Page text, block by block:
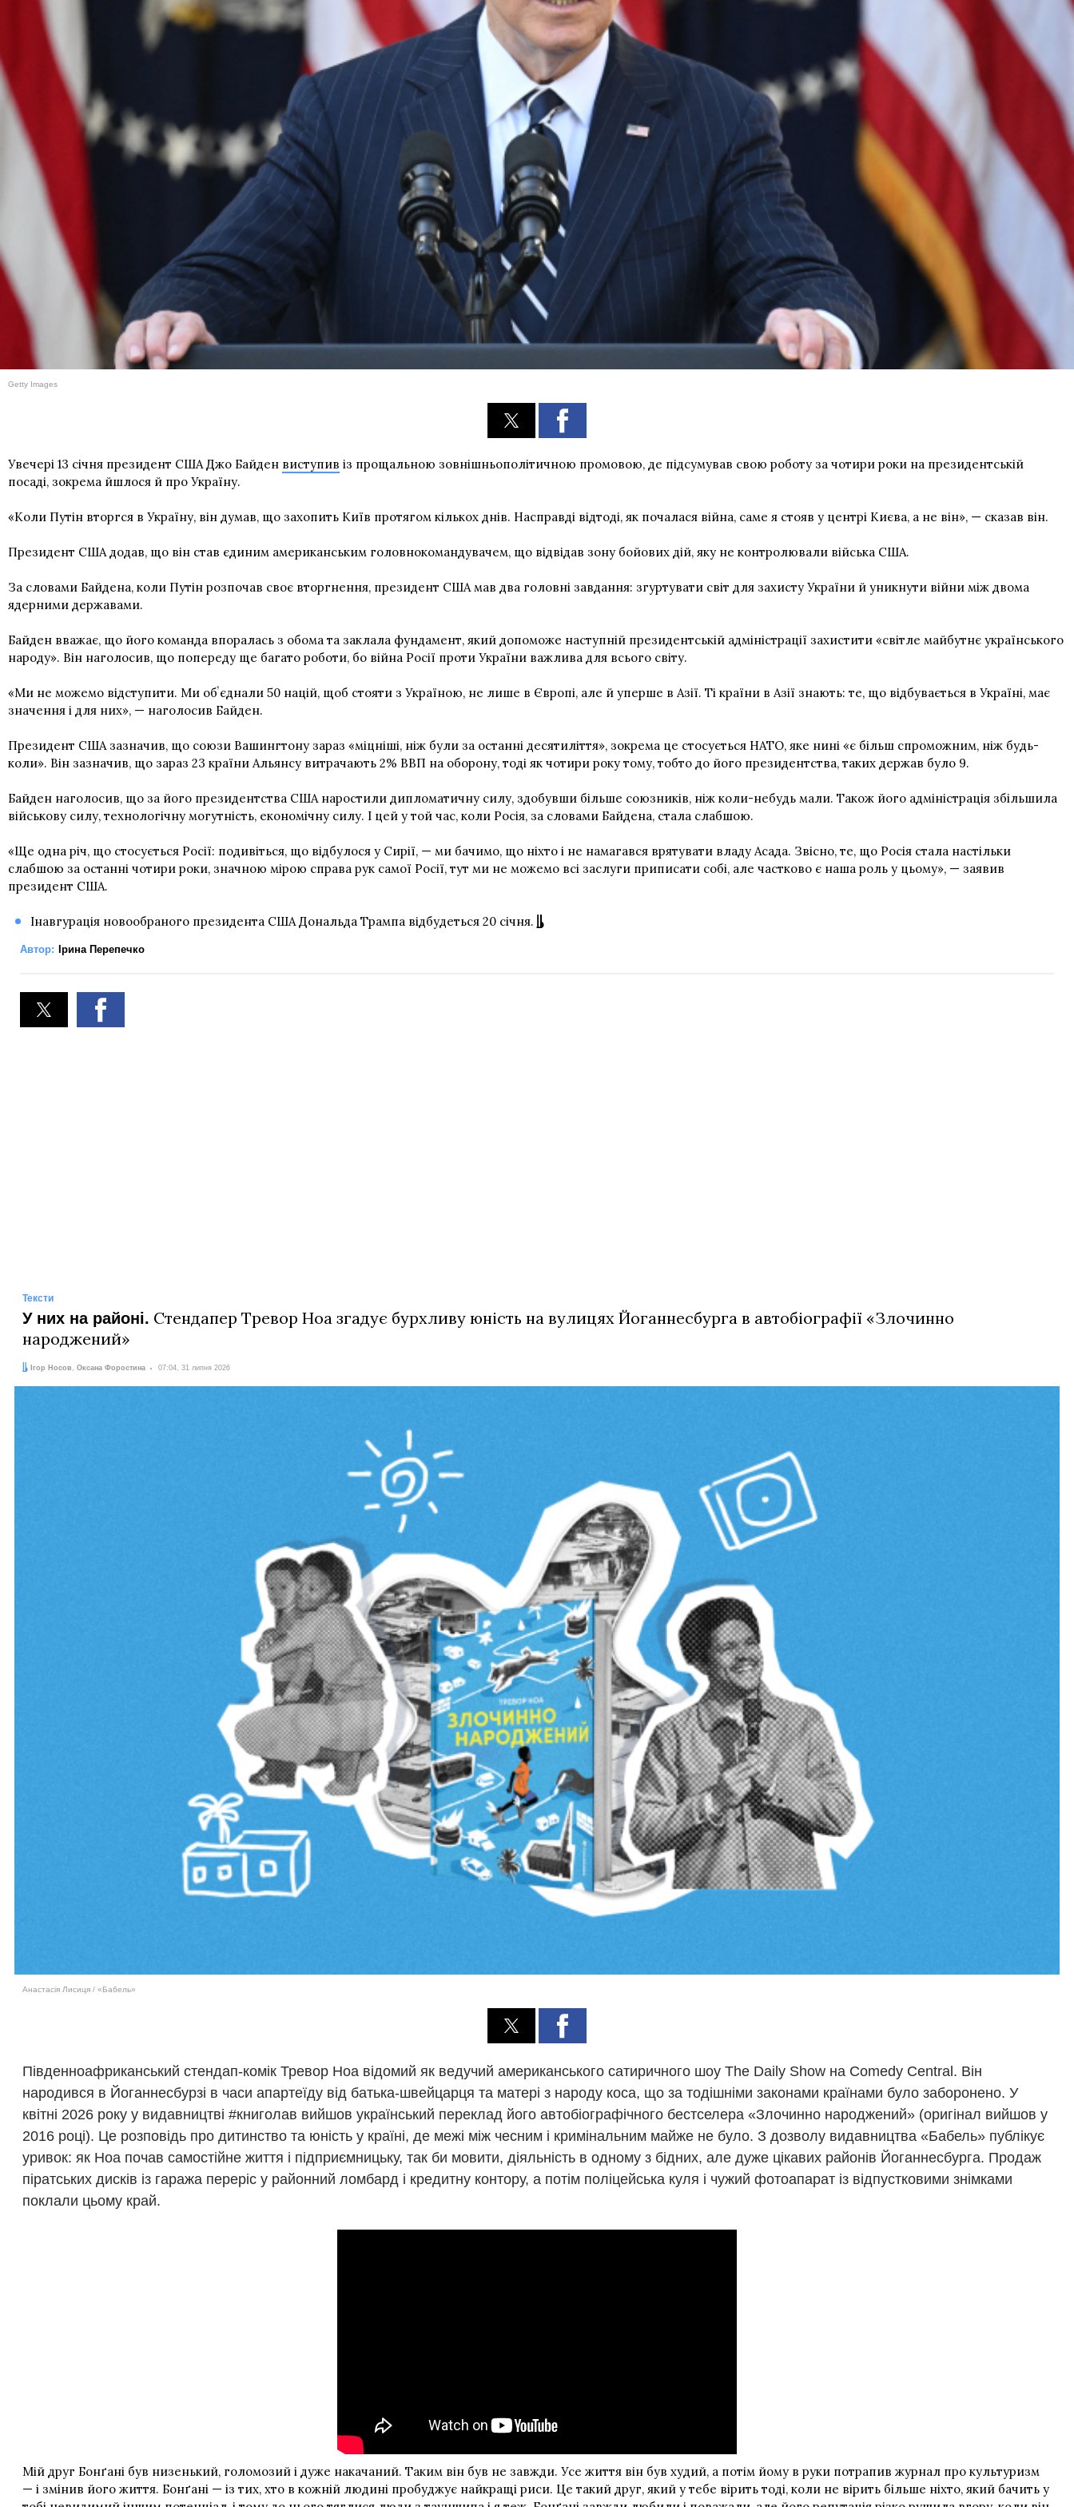
Getty Images
Увечері 13 січня президент США Джо Байден виступив із прощальною зовнішньополітичною промовою, де підсумував свою роботу за чотири роки на президентській
посаді, зокрема йшлося й про Україну.
«Коли Путін вторгся в Україну, він думав, що захопить Київ протягом кількох днів. Насправді відтоді, як почалася війна, саме я стояв у центрі Києва, а не він», — сказав він.
Президент США додав, що він став єдиним американським головнокомандувачем, що відвідав зону бойових дій, яку не контролювали війська США.
За словами Байдена, коли Путін розпочав своє вторгнення, президент США мав два головні завдання: згуртувати світ для захисту України й уникнути війни між двома
ядерними державами.
Байден вважає, що його команда впоралась з обома та заклала фундамент, який допоможе наступній президентській адміністрації захистити «світле майбутнє українського
народу». Він наголосив, що попереду ще багато роботи, бо війна Росії проти України важлива для всього світу.
«Ми не можемо відступити. Ми обʼєднали 50 націй, щоб стояти з Україною, не лише в Європі, але й уперше в Азії. Ті країни в Азії знають: те, що відбувається в Україні, має
значення і для них», — наголосив Байден.
Президент США зазначив, що союзи Вашингтону зараз «міцніші, ніж були за останні десятиліття», зокрема це стосується НАТО, яке нині «є більш спроможним, ніж будь-
коли». Він зазначив, що зараз 23 країни Альянсу витрачають 2% ВВП на оборону, тоді як чотири року тому, тобто до його президентства, таких держав було 9.
Байден наголосив, що за його президентства США наростили дипломатичну силу, здобувши більше союзників, ніж коли-небудь мали. Також його адміністрація збільшила
військову силу, технологічну могутність, економічну силу. І цей у той час, коли Росія, за словами Байдена, стала слабшою.
«Ще одна річ, що стосується Росії: подивіться, що відбулося у Сирії, — ми бачимо, що ніхто і не намагався врятувати владу Асада. Звісно, те, що Росія стала настільки
слабшою за останні чотири роки, значною мірою справа рук самої Росії, тут ми не можемо всі заслуги приписати собі, але частково є наша роль у цьому», — заявив
президент США.
Інавгурація новообраного президента США Дональда Трампа відбудеться 20 січня.
Автор: Ірина Перепечко